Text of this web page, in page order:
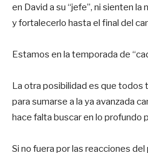
en David a su “jefe”, ni sienten
y fortalecerlo hasta el final del
Estamos en la temporada de
La otra posibilidad es que todos
para sumarse a la ya avanzada
hace falta buscar en lo profundo
Si no fuera por las reacciones